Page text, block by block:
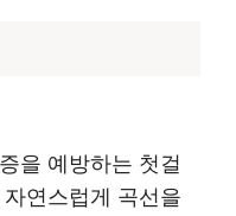
을 예방하는 첫걸
연스럽게 곡선을